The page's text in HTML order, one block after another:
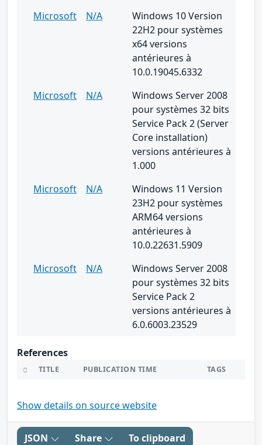
Microsoft
N/A
Windows 10 Version
22H2 pour systèmes
x64 versions
antérieures à
10.0.19045.6332
Microsoft
N/A
Windows Server 2008
pour systèmes 32 bits
Service Pack 2 (Server
Core installation)
versions antérieures à
1.000
Microsoft
N/A
Windows 11 Version
23H2 pour systèmes
ARM64 versions
antérieures à
10.0.22631.5909
Microsoft
N/A
Windows Server 2008
pour systèmes 32 bits
Service Pack 2
versions antérieures à
6.0.6003.23529
References
TITLE PUBLICATION TIME TAGS
Show details on source website
JSON Share To clipboard